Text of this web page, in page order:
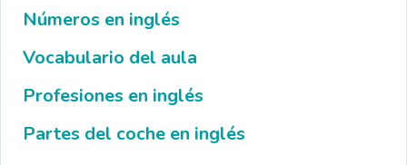
Números en inglés
Vocabulario del aula
Profesiones en inglés
Partes del coche en inglés